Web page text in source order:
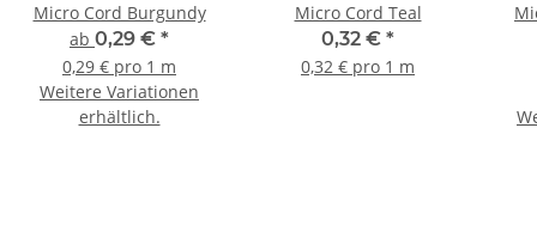
Micro Cord Burgundy
ab 0,29 € *
0,29 € pro 1 m
Weitere Variationen
erhältlich.
Micro Cord Teal
0,32 € *
0,32 € pro 1 m